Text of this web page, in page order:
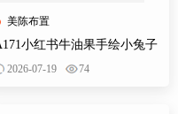
美陈布置
小红书牛油果手绘小兔子
熊狐狸宝宝宴插画森系派对
2026-07-19 74